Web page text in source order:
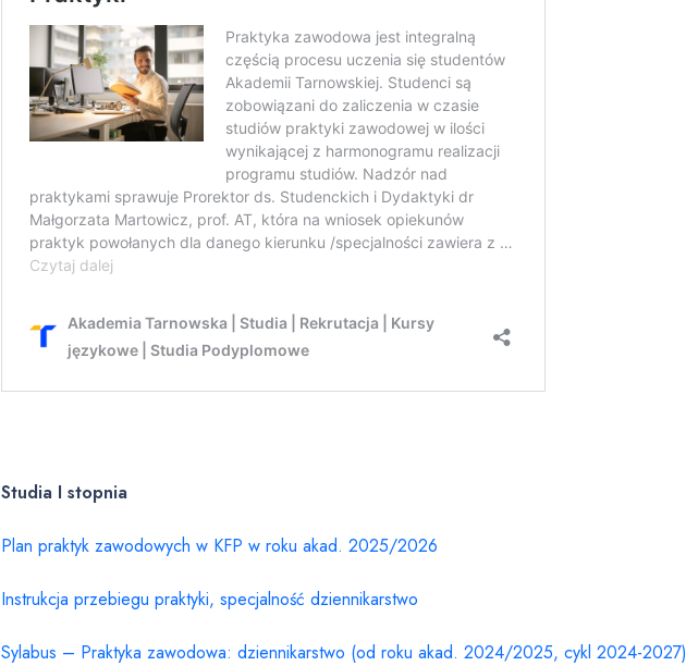
Studia I stopnia
Plan praktyk zawodowych w KFP w roku akad. 2025/2026
Instrukcja przebiegu praktyki, specjalność dziennikarstwo
Sylabus – Praktyka zawodowa: dziennikarstwo (od roku akad. 2024/2025, cykl 2024-2027)